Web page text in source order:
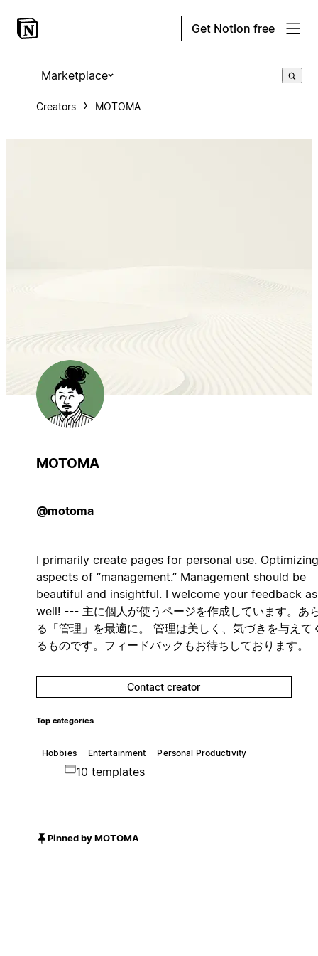
Get Notion free
Marketplace
Creators MOTOMA
MOTOMA
@motoma
I primarily create pages for personal use.
aspects of “management.” Management should be
beautiful and insightful. I welcome your feedback as
well! --- 主に個人が使うページを作成しています。あ
る「管理」を最適に。 管理は美しく、気づきを与えて
るものです。フィードバックもお待ちしております。
Contact creator
Top categories
Hobbies Entertainment Personal Productivity
10 templates
Pinned by MOTOMA